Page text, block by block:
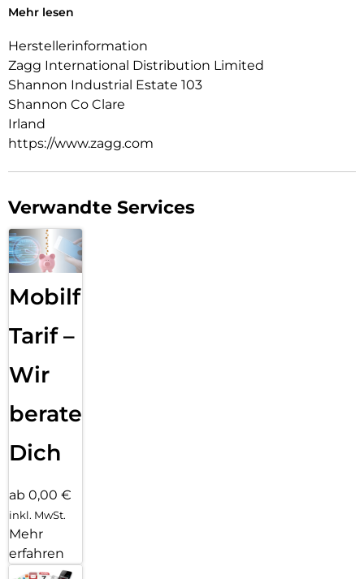
Fallresistent bis zu 2 Metern: Crystal Palace mit Folio wurde
Stürzen bis zu 2 Metern schützt.
Gestärkt mit Graphene: Graphene ist härter als ein Diamant,
Crystal Clear Gehäuse: Das transparente Crystal Palace
Gehäuse hat eine kratzfeste Oberfläche mit
vergilbungshemmenden Eigenschaften.
antimikrobiellen Wirkstoff, der das Gehäuse schützt, indem
er das Wachstum von geruchsverursachenden Bakterien
hemmt.
56% recycelter Inhalt: Crystal Palace mit Folio besteht zu
56% aus recyceltem Inhalt.
Slim Design: Das schlanke, leichte Design passt problemlos
Filmständer-Funktion: Das Cover im Folio-Stil lässt sich zu
einem Ständer umklappen, so dass Sie bequem Inhalte
ansehen, lesen oder Videochats führen können.
Eingeschränkte lebenslange Garantie : ZAGG garantiert das
Produkt gegen Verschleiß und Beschädigung während der
Mehr lesen
Herstellerinformation
Zagg International Distribution Limited
Shannon Industrial Estate 103
Shannon Co Clare
Irland
https://www.zagg.com
Verwandte Services
Mobilfunk
Tarif –
Wir
beraten
Dich
ab 0,00 €
inkl. MwSt.
Mehr
erfahren